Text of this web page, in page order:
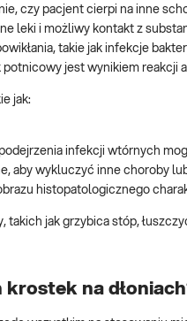
czy pacjent cierpi na inne
leki i możliwy kontakt z
takie jak infekcje
potnicowy jest wynikiem reakcji
jak:
infekcji wtórnych
aby wykluczyć inne choroby
histopatologicznego
jak grzybica stóp,
na